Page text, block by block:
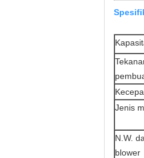
Jenis
N.W.
blower